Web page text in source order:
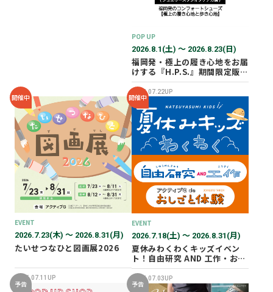
POP UP
2026.8.1(土) 〜 2026.8.23(日)
福岡発・極上の履き心地をお届
けする『H.P.S.』期間限定販売
会を開催✨
2026.07.22UP
開催中
EVENT
2026.7.23(木) 〜 2026.8.31(月)
たいせつなひと図画展2026
2026.07.11UP
開催中
EVENT
2026.7.18(土) 〜 2026.8.31(月)
夏休みわくわくキッズイベン
ト！自由研究 AND 工作・おし
ごと体験！
2026.07.03UP
予告 予告